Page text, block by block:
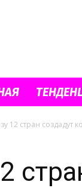
12 стран создадут